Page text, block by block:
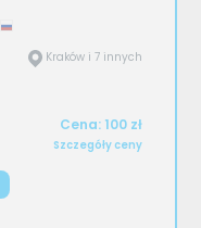
Kraków i 7 innych
Cena: 100 zł
Szczegóły ceny